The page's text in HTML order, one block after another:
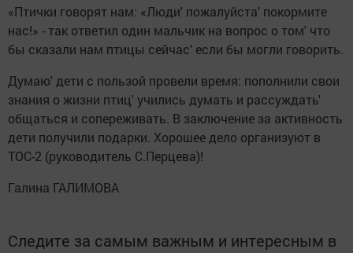
«Птички говорят нам: «Люди' пожалуйста' покормите
нас!» - так ответил один мальчик на вопрос о том' что
бы сказали нам птицы сейчас' если бы могли говорить.
Думаю' дети с пользой провели время: пополнили свои
знания о жизни птиц' учились думать и рассуждать'
общаться и сопереживать. В заключение за активность
дети получили подарки. Хорошее дело организуют в
ТОС-2 (руководитель С.Перцева)!
Галина ГАЛИМОВА
Следите за самым важным и интересным в